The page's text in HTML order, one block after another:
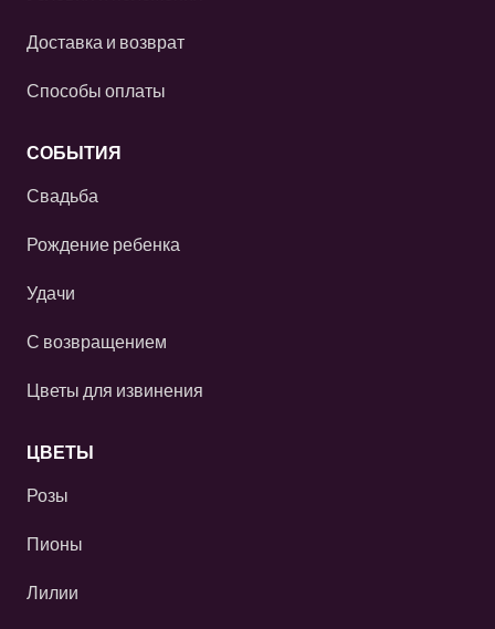
Доставка и возврат
Способы оплаты
СОБЫТИЯ
Свадьба
Рождение ребенка
Удачи
С возвращением
Цветы для извинения
ЦВЕТЫ
Розы
Пионы
Лилии